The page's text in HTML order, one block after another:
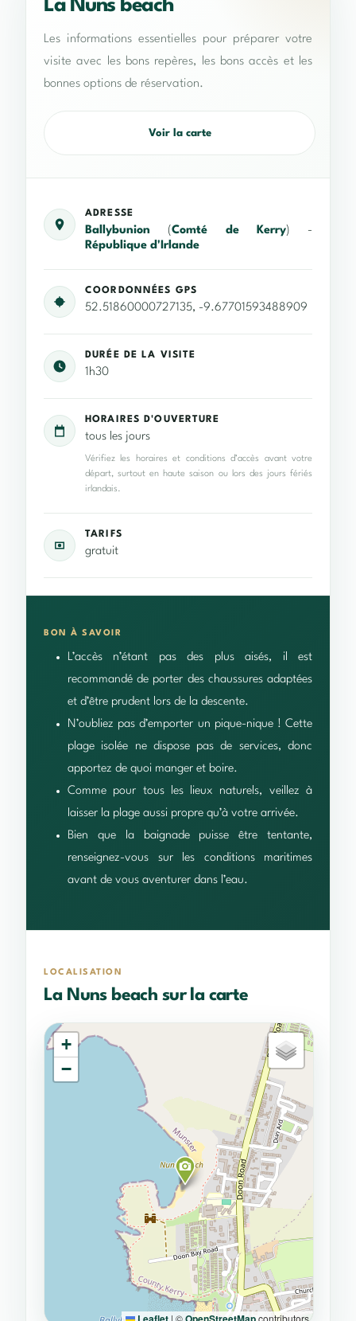
La Nuns beach
Les informations essentielles pour préparer votre
visite avec les bons repères, les bons accès et les
bonnes options de réservation.
Voir la carte
ADRESSE
Ballybunion (Comté de Kerry) -
République d'Irlande
COORDONNÉES GPS
52.51860000727135, -9.67701593488909
DURÉE DE LA VISITE
1h30
HORAIRES D'OUVERTURE
tous les jours
Vérifiez les horaires et conditions d’accès avant votre
départ, surtout en haute saison ou lors des jours fériés
irlandais.
TARIFS
gratuit
BON À SAVOIR
L’accès n’étant pas des plus aisés, il est
recommandé de porter des chaussures adaptées
et d’être prudent lors de la descente.
N’oubliez pas d’emporter un pique-nique ! Cette
plage isolée ne dispose pas de services, donc
apportez de quoi manger et boire.
Comme pour tous les lieux naturels, veillez à
laisser la plage aussi propre qu’à votre arrivée.
Bien que la baignade puisse être tentante,
renseignez-vous sur les conditions maritimes
avant de vous aventurer dans l’eau.
LOCALISATION
La Nuns beach sur la carte
+
−